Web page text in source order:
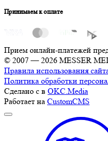
Принимаем к оплате
Прием онлайн-платежей
© 2007 — 2026 MESSER
Правила использования
Политика обработки
Сделано с в OKC.Media
Работает на CustomCMS